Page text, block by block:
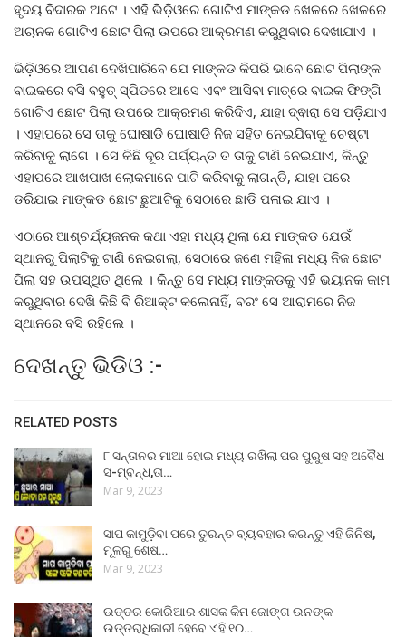
ହୃଦୟ ବିଦାରକ ଅଟେ । ଏହି ଭିଡ଼ିଓରେ ଗୋଟିଏ ମାଙ୍କଡ ଖେଳରେ ଖେଳରେ
ଅଚାନକ ଗୋଟିଏ ଛୋଟ ପିଲା ଉପରେ ଆକ୍ରମଣ କରୁଥିବାର ଦେଖାଯାଏ ।
ଭିଡ଼ିଓରେ ଆପଣ ଦେଖିପାରିବେ ଯେ ମାଙ୍କଡ କିପରି ଭାବେ ଛୋଟ ପିଲାଙ୍କ
ବାଇକରେ ବସି ବହୁତ୍ ସ୍ପିଡରେ ଆସେ ଏବଂ ଆସିବା ମାତ୍ରେ ବାଇକ ଫିଙ୍ଗି
ଗୋଟିଏ ଛୋଟ ପିଲା ଉପରେ ଆକ୍ରମଣ କରିଦିଏ, ଯାହା ଦ୍ଵାରା ସେ ପଡ଼ିଯାଏ
। ଏହାପରେ ସେ ତାକୁ ଘୋଷାଡି ଘୋଷାଡି ନିଜ ସହିତ ନେଇଯିବାକୁ ଚେଷ୍ଟା
କରିବାକୁ ଲାଗେ । ସେ କିଛି ଦୂର ପର୍ଯ୍ୟନ୍ତ ତ ତାକୁ ଟାଣି ନେଇଯାଏ, କିନ୍ତୁ
ଏହାପରେ ଆଖପାଖ ଲୋକମାନେ ପାଟି କରିବାକୁ ଲାଗନ୍ତି, ଯାହା ପରେ
ଡରିଯାଇ ମାଙ୍କଡ ଛୋଟ ଛୁଆଟିକୁ ସେଠାରେ ଛାଡି ପଳାଇ ଯାଏ ।
ଏଠାରେ ଆଶ୍ଚର୍ଯ୍ୟଜନକ କଥା ଏହା ମଧ୍ୟ ଥିଲା ଯେ ମାଙ୍କଡ ଯେଉଁ
ସ୍ଥାନରୁ ପିଲାଟିକୁ ଟାଣି ନେଇଗଲା, ସେଠାରେ ଜଣେ ମହିଳା ମଧ୍ୟ ନିଜ ଛୋଟ
ପିଲା ସହ ଉପସ୍ଥିତ ଥିଲେ । କିନ୍ତୁ ସେ ମଧ୍ୟ ମାଙ୍କଡକୁ ଏହି ଭୟାନକ କାମ
କରୁଥିବାର ଦେଖି କିଛି ବି ରିଆକ୍ଟ କଲେନାହିଁ, ବରଂ ସେ ଆରାମରେ ନିଜ
ସ୍ଥାନରେ ବସି ରହିଲେ ।
ଦେଖନ୍ତୁ ଭିଡିଓ :-
RELATED POSTS
୮ ସନ୍ତାନର ମାଆ ହୋଇ ମଧ୍ୟ ରଖିଲା ପର ପୁରୁଷ ସହ ଅବୈଧ
ସ-ମ୍ବନ୍ଧ,ତା…
Mar 9, 2023
ସାପ କାମୁଡ଼ିବା ପରେ ତୁରନ୍ତ ବ୍ୟବହାର କରନ୍ତୁ ଏହି ଜିନିଷ,
ମୂଳରୁ ଶେଷ…
Mar 9, 2023
ଉତ୍ତର କୋରିଆର ଶାସକ କିମ ଜୋଙ୍ଗ ଉନଙ୍କ
ଉତ୍ତରାଧିକାରୀ ହେବେ ଏହି ୧୦…